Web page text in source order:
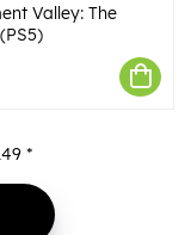
Valley: The
*